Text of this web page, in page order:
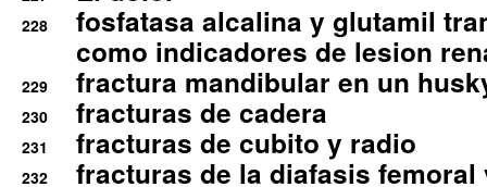
228
fosfatasa alcalina y glutamil
como indicadores de lesion
229 fractura mandibular en un
230 fracturas de cadera
231 fracturas de cubito y radio
232
fracturas de la diafasis